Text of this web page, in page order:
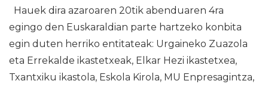
Hauek dira azaroaren 20tik abenduaren 4ra
egingo den Euskaraldian parte hartzeko konbita
egin duten herriko entitateak: Urgaineko Zuazola
eta Errekalde ikastetxeak, Elkar Hezi ikastetxea,
Txantxiku ikastola, Eskola Kirola, MU Enpresagintza,